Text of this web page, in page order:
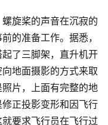
旋桨的声音在沉寂的
的准备工作。据悉，
了三脚架，直升机开
地面摄影的方式来取
片，上面有完整的地
正投影变形和因飞行
要求飞行员在飞行过